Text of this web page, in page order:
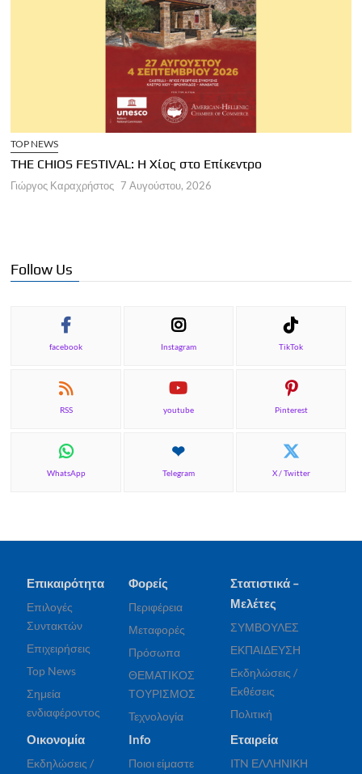
TOP NEWS
THE CHIOS FESTIVAL: Η Χίος στο Επίκεντρο
Γιώργος Καραχρήστος 7 Αυγούστου, 2026
Follow Us
facebook Instagram TikTok
RSS youtube Pinterest
WhatsApp Telegram X / Twitter
Επικαιρότητα
Επιλογές
Συντακτών
Επιχειρήσεις
Top News
Σημεία
ενδιαφέροντος
Φορείς
Περιφέρεια
Μεταφορές
Πρόσωπα
ΘΕΜΑΤΙΚΟΣ
ΤΟΥΡΙΣΜΟΣ
Τεχνολογία
Στατιστικά –
Μελέτες
ΣΥΜΒΟΥΛΕΣ
ΕΚΠΑΙΔΕΥΣΗ
Εκδηλώσεις /
Εκθέσεις
Πολιτική
Οικονομία
Εκδηλώσεις /
Info
Ποιοι είμαστε
Εταιρεία
ITN ΕΛΛΗΝΙΚΗ